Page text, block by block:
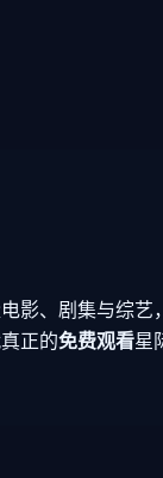
影、剧集与综艺
正的免费观看星